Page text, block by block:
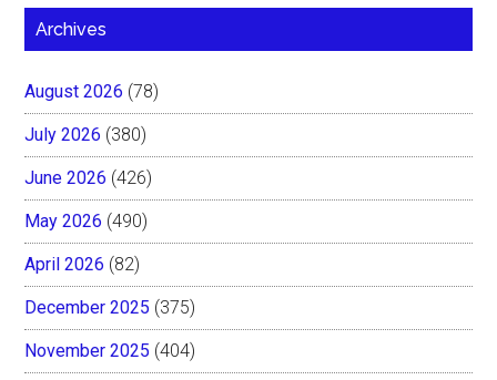
Archives
August 2026 (78)
July 2026 (380)
June 2026 (426)
May 2026 (490)
April 2026 (82)
December 2025 (375)
November 2025 (404)